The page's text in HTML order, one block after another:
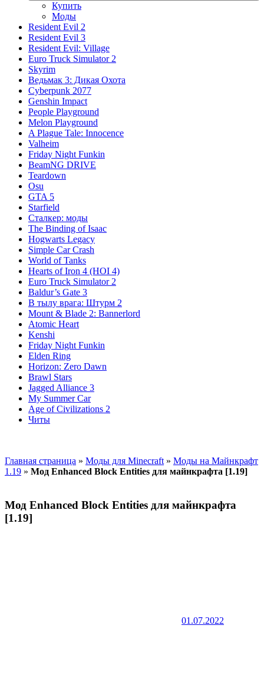
Купить
Моды
Resident Evil 2
Resident Evil 3
Resident Evil: Village
Euro Truck Simulator 2
Skyrim
Ведьмак 3: Дикая Охота
Cyberpunk 2077
Genshin Impact
People Playground
Melon Playground
A Plague Tale: Innocence
Valheim
Friday Night Funkin
BeamNG DRIVE
Teardown
Osu
GTA 5
Starfield
Сталкер: моды
The Binding of Isaac
Hogwarts Legacy
Simple Car Crash
World of Tanks
Hearts of Iron 4 (HOI 4)
Euro Truck Simulator 2
Baldur’s Gate 3
В тылу врага: Штурм 2
Mount & Blade 2: Bannerlord
Atomic Heart
Kenshi
Friday Night Funkin
Elden Ring
Horizon: Zero Dawn
Brawl Stars
Jagged Alliance 3
My Summer Car
Age of Civilizations 2
Читы
Главная страница » Моды для Minecraft » Моды на Майнкрафт
1.19 » Мод Enhanced Block Entities для майнкрафта [1.19]
Мод Enhanced Block Entities для майнкрафта
[1.19]
01.07.2022